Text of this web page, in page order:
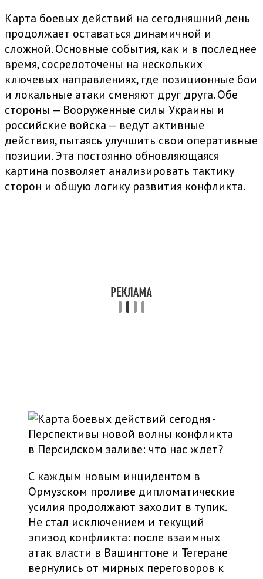
Карта боевых действий на сегодняшний день
продолжает оставаться динамичной и
сложной. Основные события, как и в последнее
время, сосредоточены на нескольких
ключевых направлениях, где позиционные бои
и локальные атаки сменяют друг друга. Обе
стороны — Вооруженные силы Украины и
российские войска — ведут активные
действия, пытаясь улучшить свои оперативные
позиции. Эта постоянно обновляющаяся
картина позволяет анализировать тактику
сторон и общую логику развития конфликта.
С каждым новым инцидентом в
Ормузском проливе дипломатические
усилия продолжают заходит в тупик.
Не стал исключением и текущий
эпизод конфликта: после взаимных
атак власти в Вашингтоне и Тегеране
вернулись от мирных переговоров к